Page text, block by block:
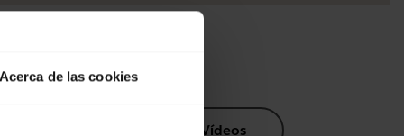
Acerca de las cookies
Vídeos